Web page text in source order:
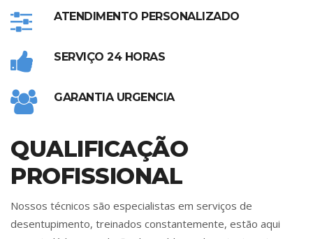
ATENDIMENTO PERSONALIZADO
SERVIÇO 24 HORAS
GARANTIA URGENCIA
QUALIFICAÇÃO
PROFISSIONAL
Nossos técnicos são especialistas em serviços de
desentupimento, treinados constantemente, estão aqui